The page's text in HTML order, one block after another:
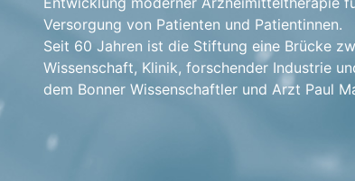
Versorgung von Patienten und Patientinnen.
Seit 60 Jahren ist die Stiftung eine Brücke
Wissenschaft, Klinik, forschender Industrie
dem Bonner Wissenschaftler und Arzt Paul